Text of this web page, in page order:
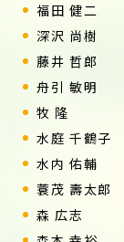
福田 健二
深沢 尚樹
藤井 哲郎
舟引 敏明
牧 隆
水庭 千鶴子
水内 佑輔
蓑茂 壽太郎
森 広志